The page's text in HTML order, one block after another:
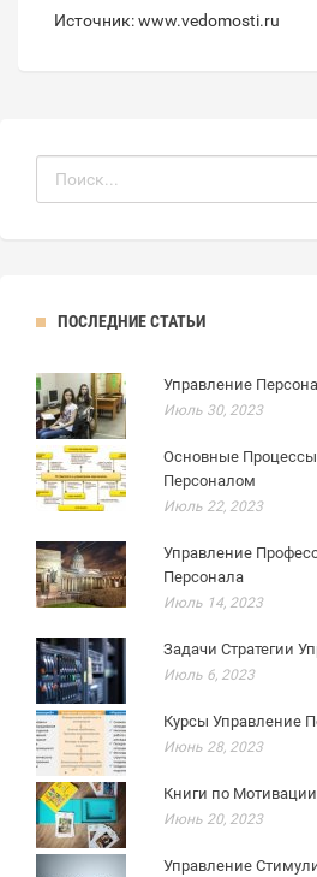
Источник: www.vedomosti.ru
ПОСЛЕДНИЕ СТАТЬИ
Управление
Июль 30, 2023
Основные
Персоналом
Июль 22, 2023
Управление
Персонала
Июль 14, 2023
Задачи Стратегии
Июль 6, 2023
Курсы Управление
Июнь 28, 2023
Книги по
Июнь 20, 2023
Управление